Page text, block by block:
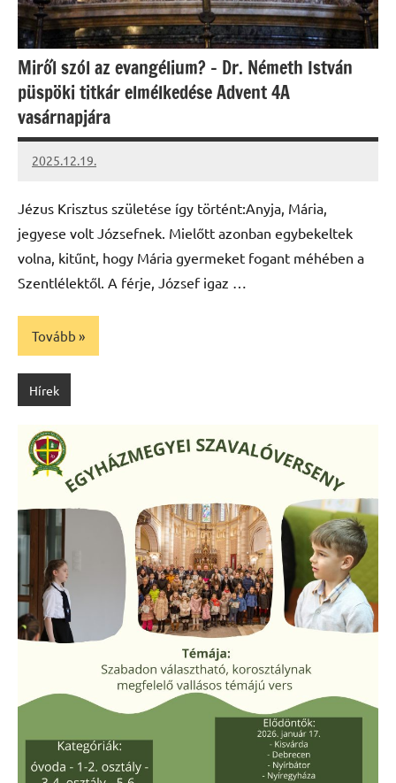
Miről szól az evangélium? – Dr. Németh István
püspöki titkár elmélkedése Advent 4A
vasárnapjára
2025.12.19.
Leiszt
Jézus Krisztus születése így történt:Anyja, Mária,
jegyese volt Józsefnek. Mielőtt azonban egybekeltek
volna, kitűnt, hogy Mária gyermeket fogant méhében a
Szentlélektől. A férje, József igaz …
Tovább
Hírek